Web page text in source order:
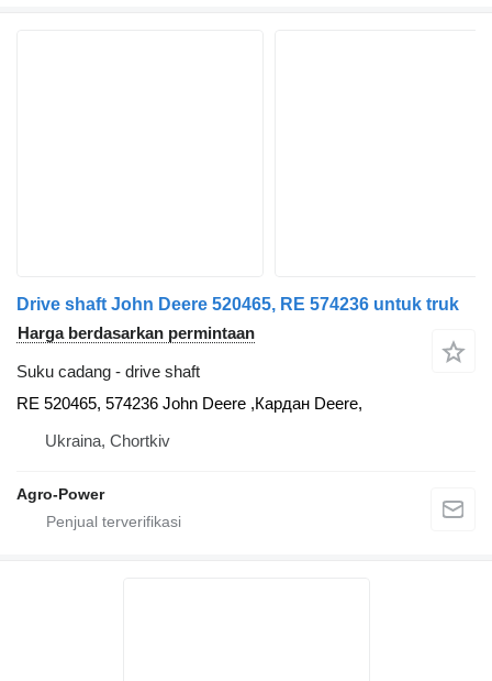
Drive shaft John Deere 520465, RE 574236 untuk truk
Harga berdasarkan permintaan
Suku cadang - drive shaft
RE 520465, 574236 John Deere ,Кардан Deere,
Ukraina, Chortkiv
Agro-Power